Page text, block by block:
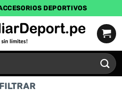
DEPORTIVOS
FILTRAR